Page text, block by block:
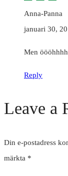
Anna-Panna
januari 30,
Men
Reply
Leave a
Din e-postadress
märkta *